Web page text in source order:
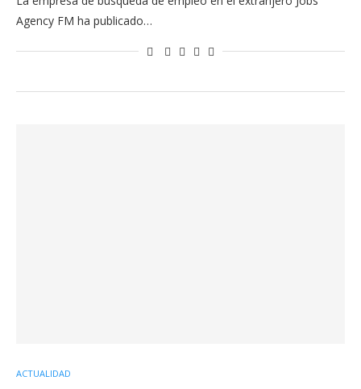
Agency FM ha publicado…
ACTUALIDAD